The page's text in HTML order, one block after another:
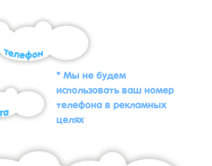
* Мы не будем
использовать ваш номер
телефона в рекламных
целях